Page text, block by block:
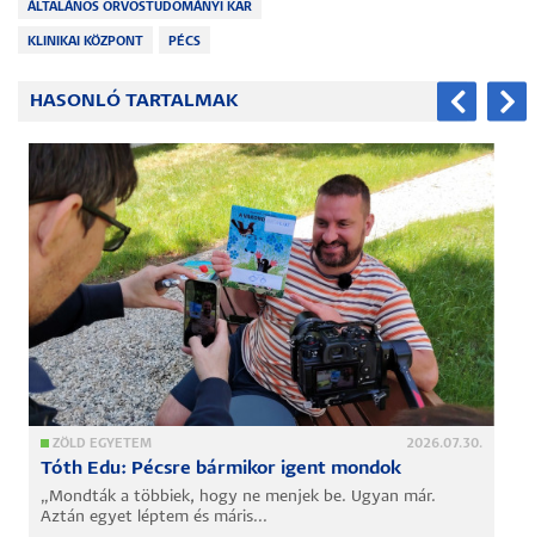
ÁLTALÁNOS ORVOSTUDOMÁNYI KAR
KLINIKAI KÖZPONT PÉCS
HASONLÓ TARTALMAK
ZÖLD EGYETEM 2026.07.30.
Tóth Edu: Pécsre bármikor igent mondok
„Mondták a többiek, hogy ne menjek be. Ugyan már.
Aztán egyet léptem és máris...